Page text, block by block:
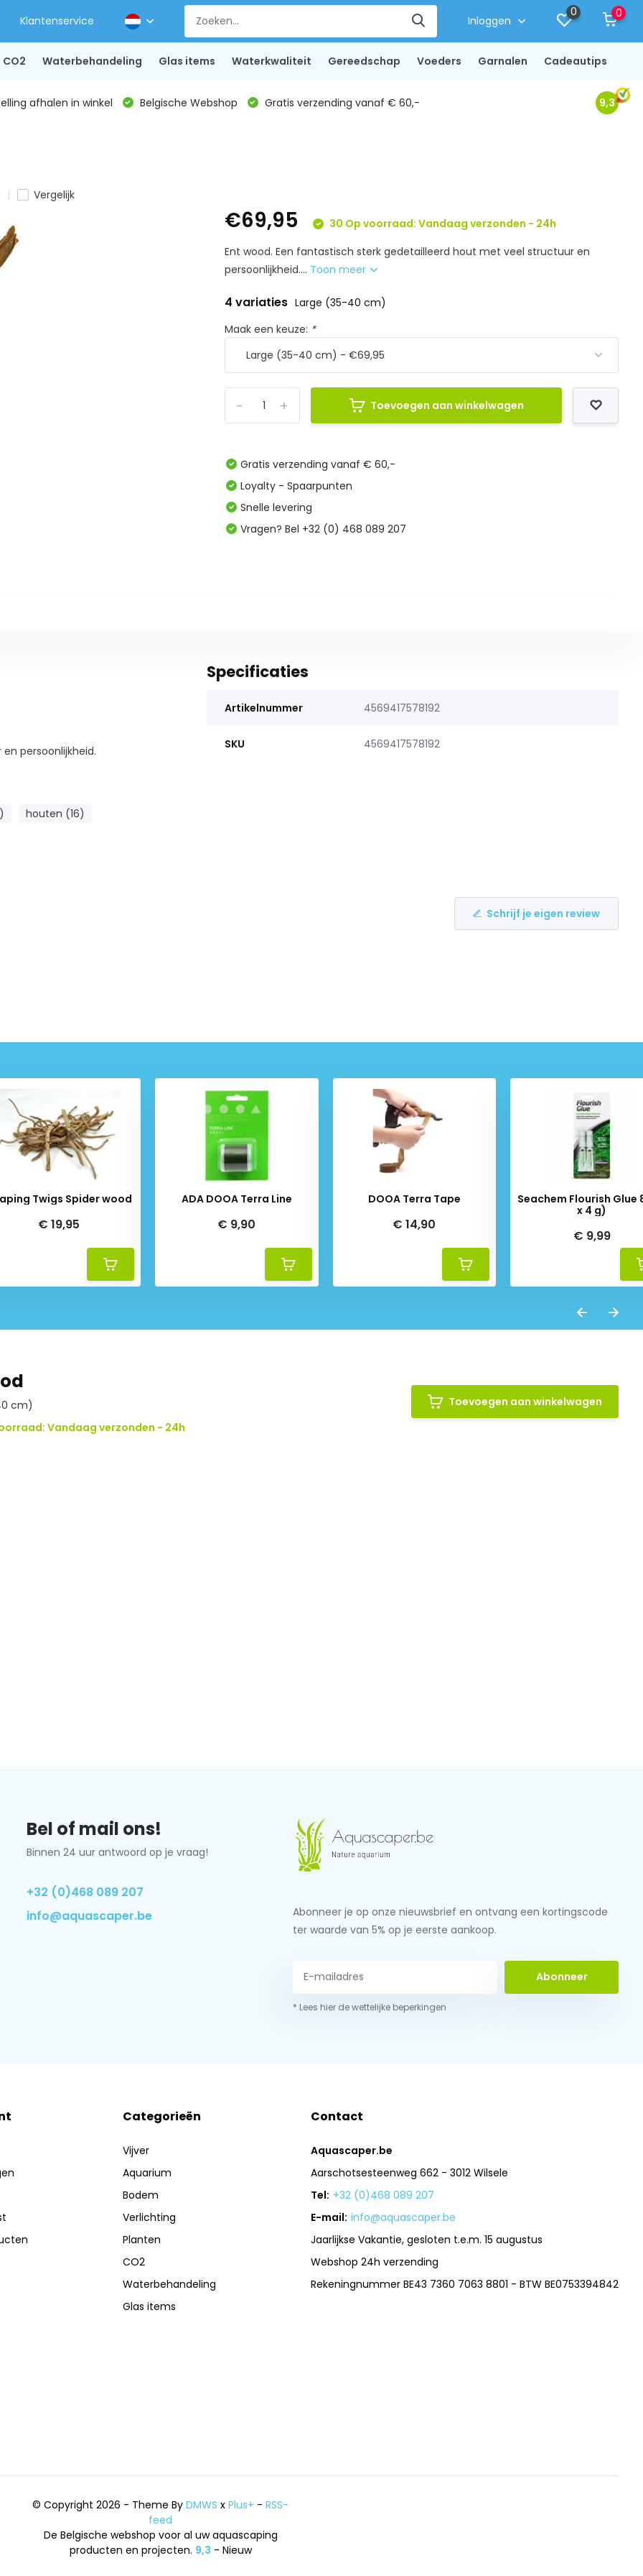
Klantenservice Inloggen
0 0
CO2 Waterbehandeling Glas items Waterkwaliteit Gereedschap Voeders Garnalen Cadeautips
afhalen in winkel Belgische Webshop Gratis verzending vanaf € 60,- 9,3
Vergelijk
€69,95
30 Op voorraad: Vandaag verzonden - 24h
Ent wood. Een fantastisch sterk gedetailleerd hout met veel structuur en
persoonlijkheid.... Toon meer
4 variaties Large (35-40 cm)
Maak een keuze: *
+
- Toevoegen aan winkelwagen
Gratis verzending vanaf € 60,-
Loyalty - Spaarpunten
Snelle levering
Vragen? Bel +32 (0) 468 089 207
persoonlijkheid.
houten (16)
Specificaties
Artikelnummer 4569417578192
SKU 4569417578192
Schrijf je eigen review
Scaping Twigs Spider wood
€ 19,95
ADA DOOA Terra Line
€ 9,90
DOOA Terra Tape
€ 14,90
Seachem Flourish Glue
x 4 g)
€ 9,99
cm)
Vandaag verzonden - 24h
Toevoegen aan winkelwagen
Bel of mail ons!
Binnen 24 uur antwoord op je vraag!
+32 (0)468 089 207
info@aquascaper.be
Abonneer je op onze nieuwsbrief en ontvang een kortingscode
ter waarde van 5% op je eerste aankoop.
Abonneer
* Lees hier de wettelijke beperkingen
Categorieën
Vijver
Aquarium
Bodem
Verlichting
Planten
CO2
Waterbehandeling
Glas items
Contact
Aquascaper.be
Aarschotsesteenweg 662 - 3012 Wilsele
Tel: +32 (0)468 089 207
E-mail: info@aquascaper.be
Jaarlijkse Vakantie, gesloten t.e.m. 15 augustus
Webshop 24h verzending
Rekeningnummer BE43 7360 7063 8801 - BTW BE0753394842
© Copyright 2026 - Theme ByDMWS xPlus+ -RSS-
feed
De Belgische webshop voor al uw aquascaping
producten en projecten. 9,3 - Nieuw